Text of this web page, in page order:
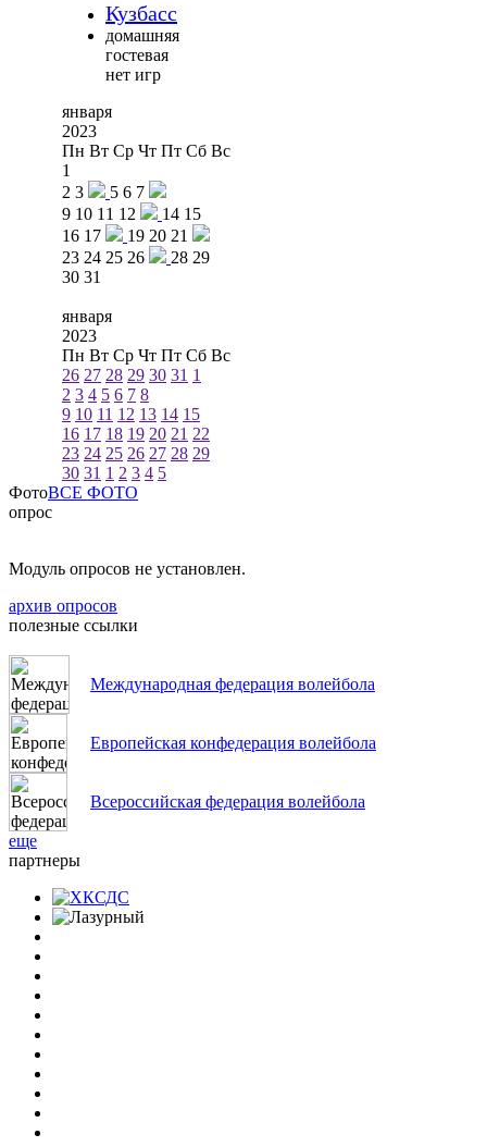
Кузбасс
домашняя
гостевая
нет игр
января
2023
Пн Вт Ср Чт Пт Сб Вс
1
2 3 5 6 7
9 10 11 12 14 15
16 17 19 20 21
23 24 25 26 28 29
30 31
января
2023
Пн Вт Ср Чт Пт Сб Вс
26 27 28 29 30 31 1
2 3 4 5 6 7 8
9 10 11 12 13 14 15
16 17 18 19 20 21 22
23 24 25 26 27 28 29
30 31 1 2 3 4 5
ФотоВСЕ ФОТО
опрос
Модуль опросов не установлен.
архив опросов
полезные ссылки
Международная федерация волейбола
Европейская конфедерация волейбола
Всероссийская федерация волейбола
еще
партнеры